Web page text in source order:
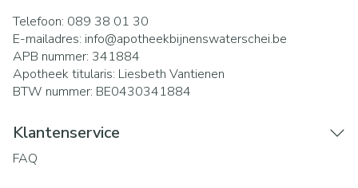
Telefoon: 089 38 01 30
E-mailadres: info@apotheekbijnenswaterschei.be
APB nummer: 341884
Apotheek titularis: Liesbeth Vantienen
BTW nummer: BE0430341884
Klantenservice
FAQ